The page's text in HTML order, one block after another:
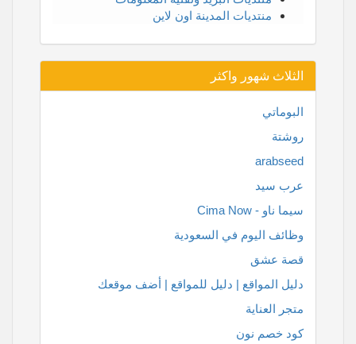
منتديات المدينة اون لاين
الثلاث شهور واكثر
البوماتي
روشتة
arabseed
عرب سيد
سيما ناو - Cima Now
وظائف اليوم في السعودية
قصة عشق
دليل المواقع | دليل للمواقع | أضف موقعك
متجر العناية
كود خصم نون